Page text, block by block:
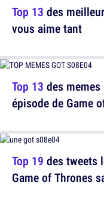
Top 13 des
vous aime tant
Top 19 des tweets
Game of Thrones
Top 13 des
épisode de Game